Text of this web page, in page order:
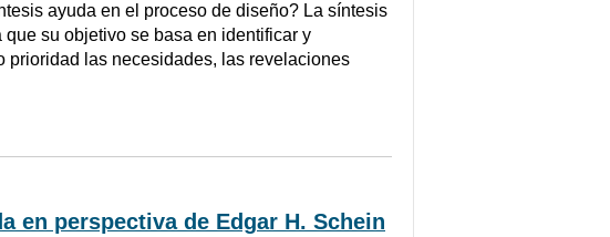
ayuda en el proceso de diseño? La síntesis
su objetivo se basa en identificar y
prioridad las necesidades, las revelaciones
en perspectiva de Edgar H. Schein